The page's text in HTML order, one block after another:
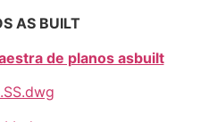
AS BUILT
de planos asbuilt